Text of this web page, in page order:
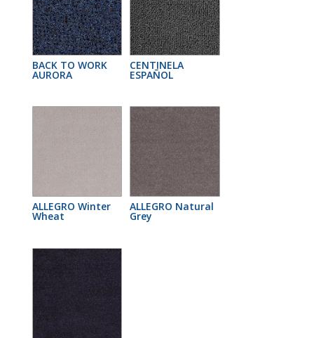
BACK TO WORK
AURORA
CENTINELA
ESPAÑOL
ALLEGRO Winter
Wheat
ALLEGRO Natural
Grey